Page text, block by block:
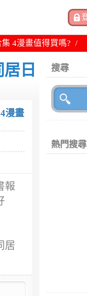
4漫畫值得買嗎?
日
漫畫
報
居
搜尋
熱門搜尋